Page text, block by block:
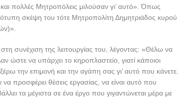
πολλές Μητροπόλεις μιλούσαν γι’ αυτό». Όπως
σκέψη του τότε Μητροπολίτη Δημητριάδος κυρού
συνέχιση της λειτουργίας του, λέγοντας: «Θέλω να
ώστε να υπάρχει το κηροπλαστείο, γιατί κάποιοι
την επιμονή και την αγάπη σας γι’ αυτό που κάνετε.
προσφέρει θέσεις εργασίας, να είναι αυτό που
τα μέγιστα σε ένα έργο που γιγαντώνεται μέρα με